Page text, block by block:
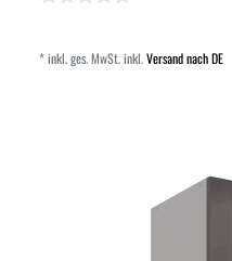
*inkl. ges. MwSt.inkl.Versand nach DE